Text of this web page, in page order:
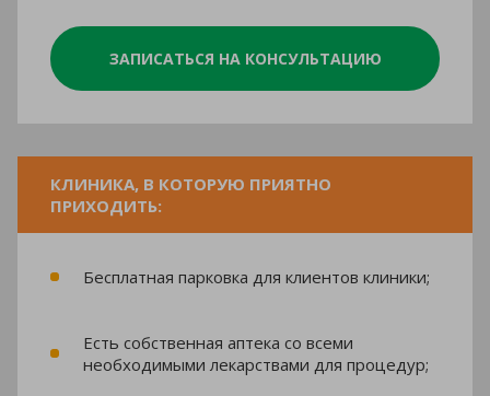
ЗАПИСАТЬСЯ НА КОНСУЛЬТАЦИЮ
КЛИНИКА, В КОТОРУЮ ПРИЯТНО
ПРИХОДИТЬ:
Бесплатная парковка для клиентов клиники;
Есть собственная аптека со всеми
необходимыми лекарствами для процедур;